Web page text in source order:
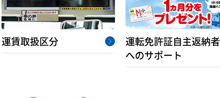
運賃取扱区分
運転免許証自主返納者
へのサポート